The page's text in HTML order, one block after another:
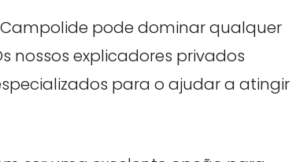
pode dominar qualquer
nossos explicadores privados
para o ajudar a atingir